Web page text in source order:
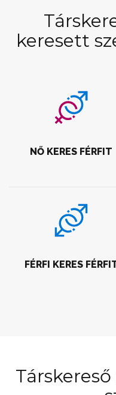
keresett
NŐ KERES FÉRFIT
FÉRFI KERES